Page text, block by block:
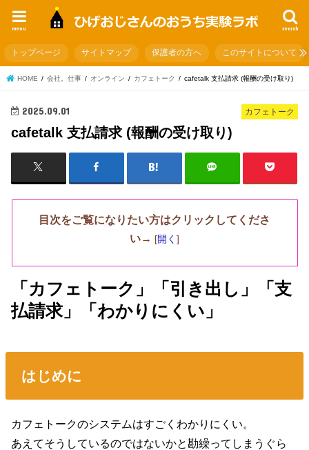
search
menu
トップページ サイトマップ 保護者の方へ このサイトについて
HOME 会社。仕事 オンライン カフェトーク cafetalk 支払請求 (報酬の受け取り)
カフェトーク
2025.09.01
cafetalk 支払請求 (報酬の受け取り)
目次をご覧になりたい方はクリックしてくださ
い→ [開く ]
「カフェトーク」「引き出し」「支
払請求」「わかりにくい」
はじめに
カフェトークのシステムはすごくわかりにくい。
あえてそうしているのではないかと勘繰ってしまうぐら